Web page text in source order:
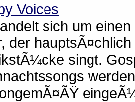
Voices
sich um
der
singt.
werden